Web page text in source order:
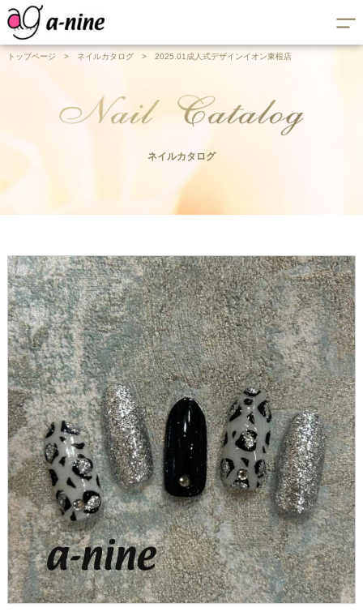
トップページ > ネイルカタログ > 2025.01成人式デザインイオン東根店
ネイルカタログ